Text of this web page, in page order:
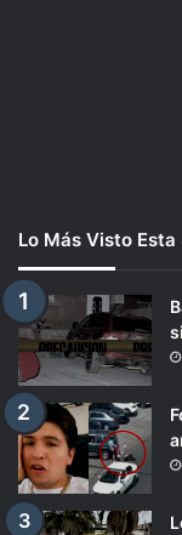
Lo Más Visto Esta